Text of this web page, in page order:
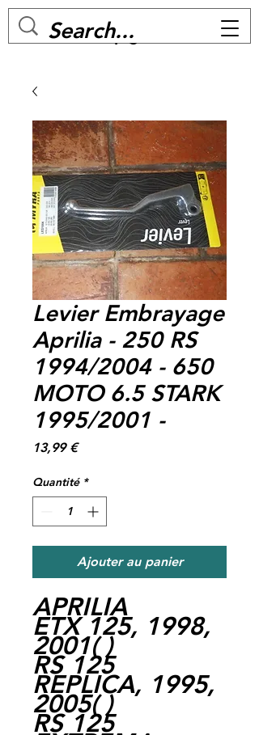
MC BIKE Perpignan
Levier Embrayage
Aprilia - 250 RS
1994/2004 - 650
MOTO 6.5 STARK
1995/2001 -
13,99 €Prix
Quantité *
Ajouter au panier
APRILIA
ETX 125, 1998,
2001( )
RS 125
REPLICA, 1995,
2005( )
RS 125